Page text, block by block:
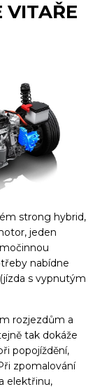
VITAŘE
strong hybrid,
jeden
nabídne
s vypnutým
rozjezdům a
tak dokáže
popojíždění,
zpomalování
elektřinu,